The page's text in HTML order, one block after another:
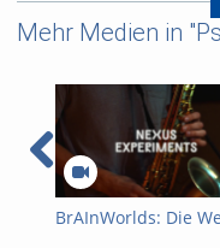
Autorin:Kirstin Rieger
Jingle und technische
Institut für
Freiburg
Bild: LhcCoutinho,
https://pixabay.com/
4559763
Mehr Medien in
BrAInWorlds: Die